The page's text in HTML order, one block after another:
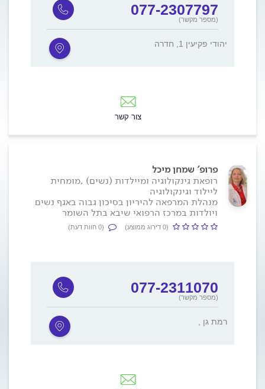
077-2307797
(מספר מקשר)
יהודי פקיעין 1, חדרה
צור קשר
פרופ' שמחן מיכל
רופאת גינקולוגיה ומיילדות (נשים) ,מומחית
ליילוד וגינקולוגיה
מנהלת המרפאה להיריון בסיכון גבוה באגף נשים
ויולדות במרכז הרפואי שיבא בתל השומר
(0 דירוג ממוצע) (0 חוות דעת)
077-2311070
(מספר מקשר)
, רמת גן